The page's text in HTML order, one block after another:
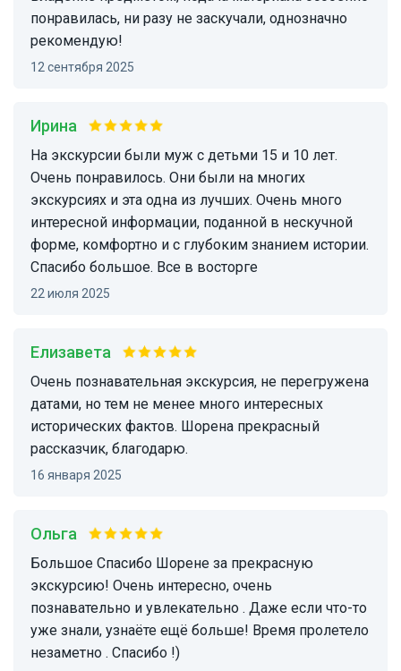
понравилась, ни разу не заскучали, однозначно
рекомендую!
12 сентября 2025
Ирина
На экскурсии были муж с детьми 15 и 10 лет.
Очень понравилось. Они были на многих
экскурсиях и эта одна из лучших. Очень много
интересной информации, поданной в нескучной
форме, комфортно и с глубоким знанием истории.
Спасибо большое. Все в восторге
22 июля 2025
Елизавета
Очень познавательная экскурсия, не перегружена
датами, но тем не менее много интересных
исторических фактов. Шорена прекрасный
рассказчик, благодарю.
16 января 2025
ольга
Большое Спасибо Шорене за прекрасную
экскурсию! Очень интересно, очень
познавательно и увлекательно . Даже если что-то
уже знали, узнаёте ещё больше! Время пролетело
незаметно . Спасибо !)